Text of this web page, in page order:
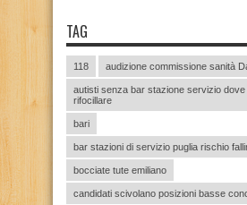
TAG
118 audizione commissione sanità
autisti senza bar stazione servizio
rifocillare
bari
bar stazioni di servizio puglia rischio
bocciate tute emiliano
candidati scivolano posizioni basse